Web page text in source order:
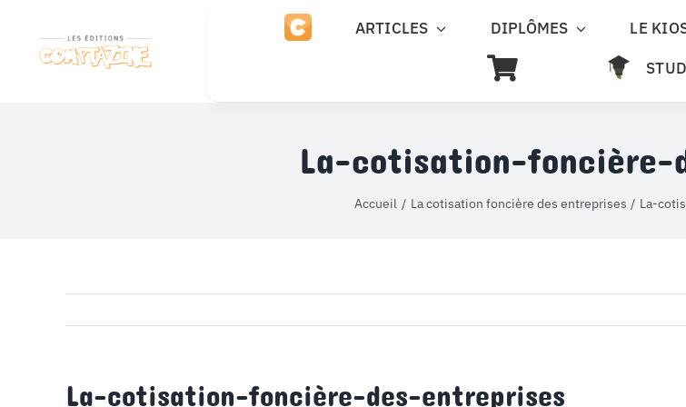
contenu
ARTICLES DIPLÔMES LE
La-cotisation-foncière-
Accueil La cotisation foncière des entreprises La-
La-cotisation-foncière-des-entreprises